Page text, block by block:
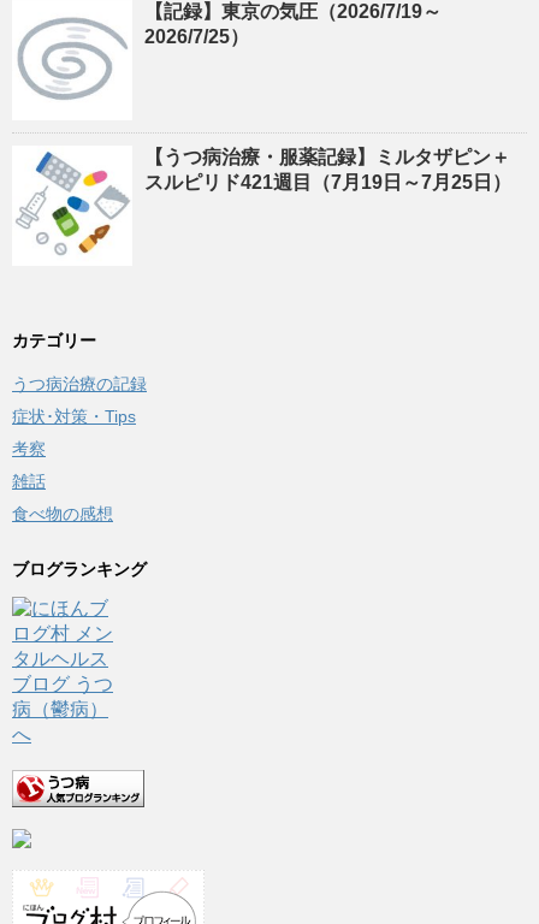
【記録】東京の気圧（2026/7/19～
2026/7/25）
【うつ病治療・服薬記録】ミルタザピン＋
スルピリド421週目（7月19日～7月25日）
カテゴリー
うつ病治療の記録
症状･対策・Tips
考察
雑話
食べ物の感想
ブログランキング